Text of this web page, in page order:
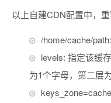
以上自建CDN配置中，重
/home/cache/
levels: 指定该缓
为1个字母，第二层